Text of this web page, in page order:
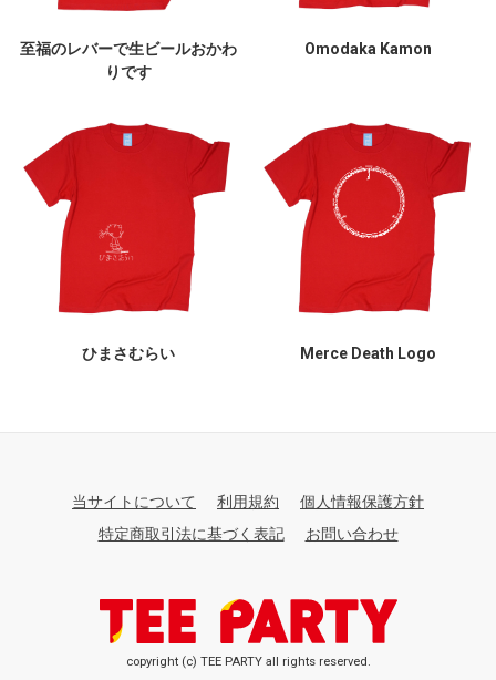
至福のレバーで生ビールおかわ
りです
Omodaka Kamon
ひまさむらい Merce Death Logo
当サイトについて 利用規約
個人情報保護方針
特定商取引法に基づく表記
お問い合わせ
copyright (c) TEE PARTY all rights reserved.